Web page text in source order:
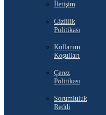
İletişim
Gizlilik
Politikası
Kullanım
Koşulları
Çerez
Politikası
Sorumluluk
Reddi